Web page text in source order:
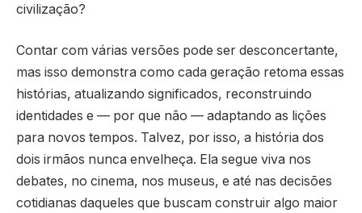
civilização?
Contar com várias versões pode ser desconcertante,
mas isso demonstra como cada geração retoma essas
histórias, atualizando significados, reconstruindo
identidades e — por que não — adaptando as lições
para novos tempos. Talvez, por isso, a história dos
dois irmãos nunca envelheça. Ela segue viva nos
debates, no cinema, nos museus, e até nas decisões
cotidianas daqueles que buscam construir algo maior